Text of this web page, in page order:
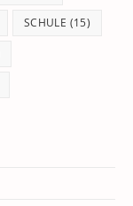
SCHULE (15)